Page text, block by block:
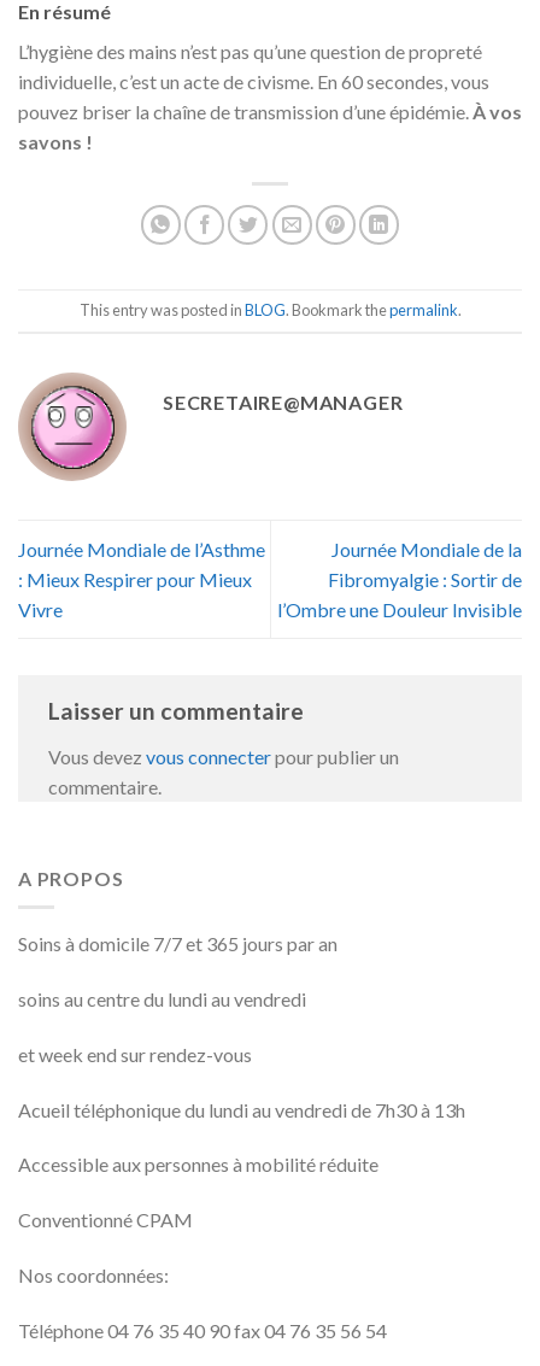
En résumé
L’hygiène des mains n’est pas qu’une question de propreté
individuelle, c’est un acte de civisme. En 60 secondes, vous
pouvez briser la chaîne de transmission d’une épidémie.À vos
savons !
This entry was posted inBLOG. Bookmark thepermalink.
SECRETAIRE@MANAGER
Journée Mondiale de l’Asthme
: Mieux Respirer pour Mieux
Vivre
Journée Mondiale de la
Fibromyalgie : Sortir de
l’Ombre une Douleur Invisible
Laisser un commentaire
Vous devez vous connecterpour publier un
commentaire.
A PROPOS
Soins à domicile 7/7 et 365 jours par an
soins au centre du lundi au vendredi
et week end sur rendez-vous
Acueil téléphonique du lundi au vendredi de 7h30 à 13h
Accessible aux personnes à mobilité réduite
Conventionné CPAM
Nos coordonnées:
Téléphone 04 76 35 40 90 fax 04 76 35 56 54